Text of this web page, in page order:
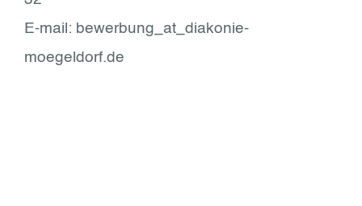
E-mail: bewerbung_at_diakonie-
moegeldorf.de